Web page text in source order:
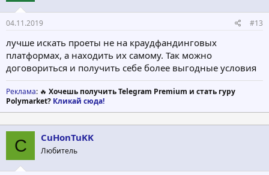
04.11.2019 #13
лучше искать проеты не на краудфандинговых
платформах, а находить их самому. Так можно
договориться и получить себе более выгодные условия
Реклама: 🔥 Хочешь получить Telegram Premium и стать гуру
Polymarket? Кликай сюда!
C CuHonTuKK
Любитель